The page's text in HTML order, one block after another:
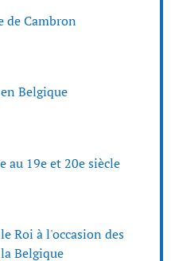
de Cambron
Belgique
au 19e et 20e siècle
Roi à l'occasion des
Belgique